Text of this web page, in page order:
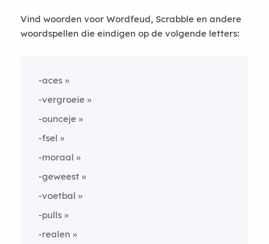
Vind woorden voor Wordfeud, Scrabble en andere
woordspellen die eindigen op de volgende letters:
-aces
-vergroeie
-ounceje
-fsel
-moraal
-geweest
-voetbal
-pulls
-realen